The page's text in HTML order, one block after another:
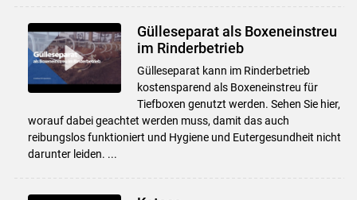
Gülleseparat als Boxeneinstreu
im Rinderbetrieb
Gülleseparat kann im Rinderbetrieb
kostensparend als Boxeneinstreu für
Tiefboxen genutzt werden. Sehen Sie hier,
worauf dabei geachtet werden muss, damit das auch
reibungslos funktioniert und Hygiene und Eutergesundheit nicht
darunter leiden. ...